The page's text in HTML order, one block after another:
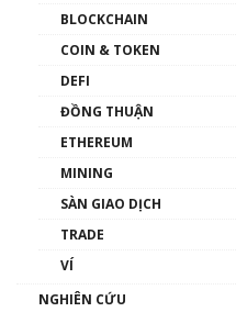
như thể nào?
00:39:31
Phổ cập
thống &
BLOCKCHAIN
COIN & TOKEN
DEFI
ĐỒNG THUẬN
ETHEREUM
MINING
SÀN GIAO DỊCH
TRADE
VÍ
NGHIÊN CỨU